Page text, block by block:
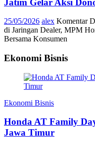
25/05/2026 alex Komentar
di Jaringan Dealer, MPM
Bersama Konsumen
Ekonomi Bisnis
Ekonomi Bisnis
Honda AT Family
Jawa Timur